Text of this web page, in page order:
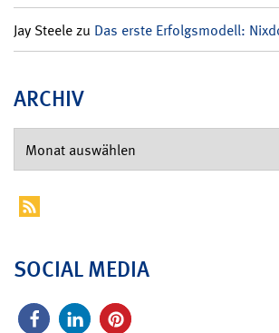
Jay Steelezu Das erste Erfolgsmodell:
ARCHIV
SOCIAL MEDIA